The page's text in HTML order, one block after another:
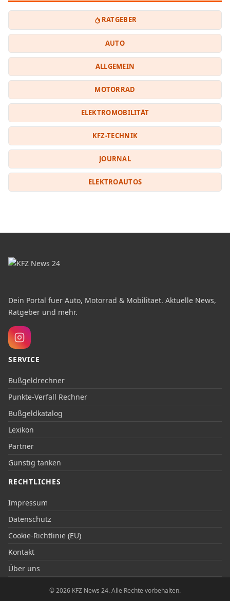
RATGEBER
AUTO
ALLGEMEIN
MOTORRAD
ELEKTROMOBILITÄT
KFZ-TECHNIK
JOURNAL
ELEKTROAUTOS
Dein Portal fuer Auto, Motorrad & Mobilitaet. Aktuelle News,
Ratgeber und mehr.
SERVICE
Bußgeldrechner
Punkte-Verfall Rechner
Bußgeldkatalog
Lexikon
Partner
Günstig tanken
RECHTLICHES
Impressum
Datenschutz
Cookie-Richtlinie (EU)
Kontakt
Über uns
© 2026 KFZ News 24. Alle Rechte vorbehalten.